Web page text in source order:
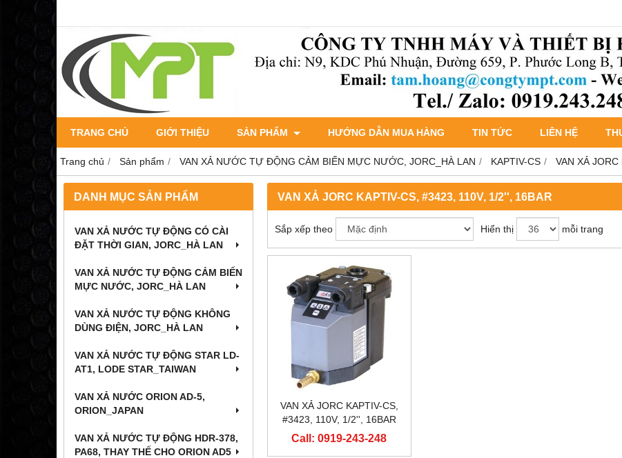
TRANG CHỦ GIỚI THIỆU SẢN PHẨM HƯỚNG DẪN MUA HÀNG TIN TỨC LIÊN HỆ
Trang chủ Sản phẩm VAN XẢ NƯỚC TỰ ĐỘNG CẢM BIẾN MỰC NƯỚC, JORC_HÀ LAN KAPTIV-CS VAN XẢ
DANH MỤC SẢN PHẨM
VAN XẢ NƯỚC TỰ ĐỘNG CÓ CÀI
ĐẶT THỜI GIAN, JORC_HÀ LAN
VAN XẢ NƯỚC TỰ ĐỘNG CẢM BIẾN
MỰC NƯỚC, JORC_HÀ LAN
VAN XẢ NƯỚC TỰ ĐỘNG KHÔNG
DÙNG ĐIỆN, JORC_HÀ LAN
VAN XẢ NƯỚC TỰ ĐỘNG STAR LD-
AT1, LODE STAR_TAIWAN
VAN XẢ NƯỚC ORION AD-5,
ORION_JAPAN
VAN XẢ NƯỚC TỰ ĐỘNG HDR-378,
PA68, THAY THẾ CHO ORION AD5
VAN XẢ JORC KAPTIV-CS, #3423, 110V, 1/2'', 16BAR
Sắp xếp theo Hiển thị mỗi trang
VAN XẢ JORC KAPTIV-CS,
#3423, 110V, 1/2'', 16BAR
Call: 0919-243-248